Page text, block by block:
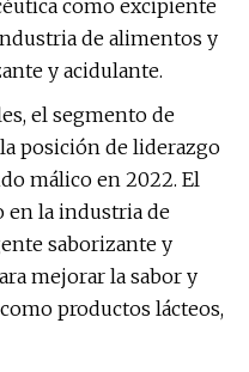
como excipiente
de alimentos y
y acidulante.
el segmento de
posición de liderazgo
málico en 2022. El
en la industria de
saborizante y
mejorar la sabor y
productos lácteos,